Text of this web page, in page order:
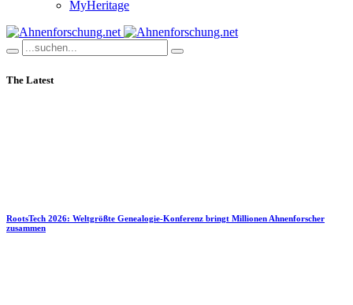
MyHeritage
The Latest
RootsTech 2026: Weltgrößte Genealogie-Konferenz bringt Millionen Ahnenforscher
zusammen